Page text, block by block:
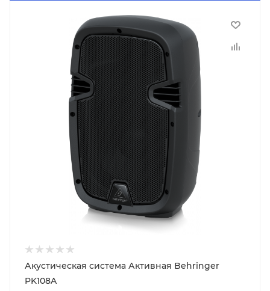
Акустическая система Активная Behringer
PK108A